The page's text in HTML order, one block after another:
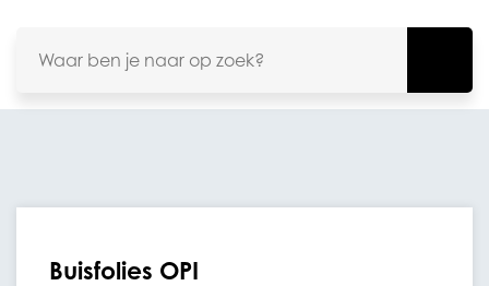
Buisfolies OPI